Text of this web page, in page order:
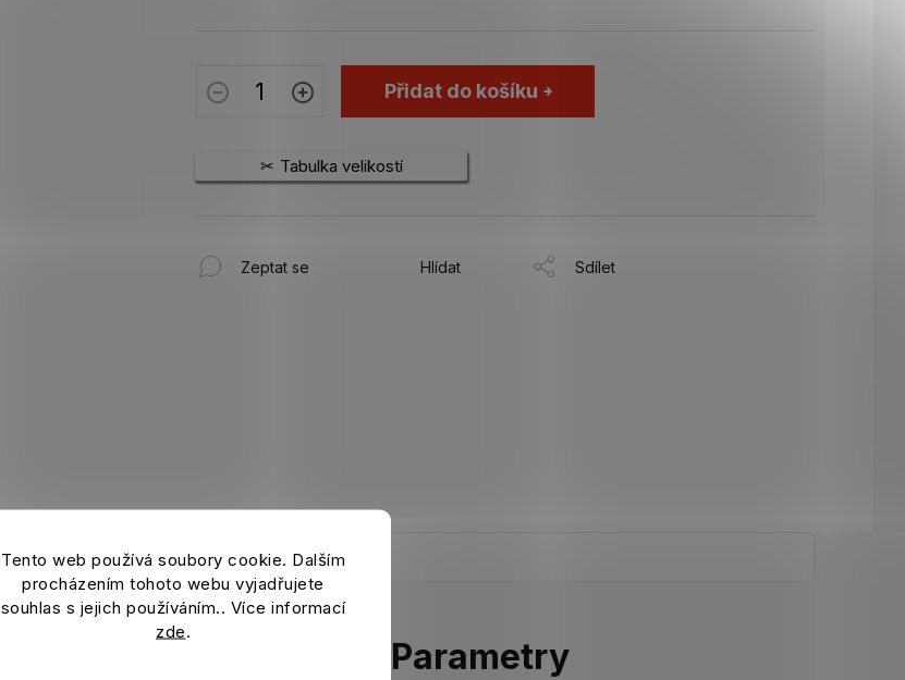
Tento web používá soubory cookie. Dalším
procházením tohoto webu vyjadřujete
souhlas s jejich používáním.. Více informací
zde.
Přidat do košíku
Tabulka velikostí
Zeptat se Hlídat Sdílet
Parametry